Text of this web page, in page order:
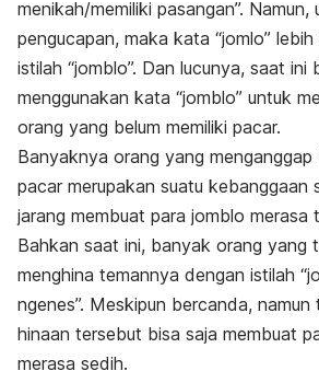
menikah/memiliki pasangan”.
pengucapan, maka kata “jomlo”
istilah “jomblo”. Dan lucunya, saat
menggunakan kata “jomblo” untuk
orang yang belum memiliki pacar.
Banyaknya orang yang menganggap
pacar merupakan suatu kebanggaan
jarang membuat para jomblo merasa
Bahkan saat ini, banyak orang yang
menghina temannya dengan istilah
ngenes”. Meskipun bercanda,
hinaan tersebut bisa saja membuat
merasa sedih.